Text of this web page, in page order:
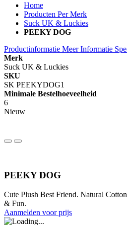
Home
Producten Per Merk
Suck UK & Luckies
PEEKY DOG
Productinformatie Meer Informatie
Merk
Suck UK & Luckies
SKU
SK PEEKYDOG1
Minimale Bestelhoeveelheid
6
Nieuw
PEEKY DOG
Cute Plush Best Friend. Natural
& Fun.
Aanmelden voor prijs